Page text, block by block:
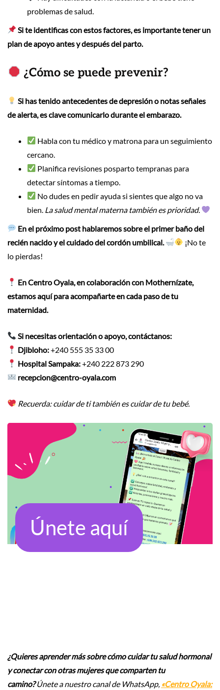
problemas de salud.
Si te identificas con estos factores, es importante tener un
plan de apoyo antes y después del parto.
¿Cómo se puede prevenir?
Si has tenido antecedentes de depresión o notas señales
de alerta, es clave comunicarlo durante el embarazo.
Habla con tu médico y matrona para un seguimiento
cercano.
Planifica revisiones posparto tempranas para
detectar síntomas a tiempo.
No dudes en pedir ayuda si sientes que algo no va
bien. La salud mental materna también es prioridad.
En el próximo post hablaremos sobre el primer baño del
recién nacido y el cuidado del cordón umbilical.
¡No te
lo pierdas!
En Centro Oyala, en colaboración con Mothernízate,
estamos aquí para acompañarte en cada paso de tu
maternidad.
Si necesitas orientación o apoyo, contáctanos:
Djibloho:+240 555 35 33 00
Hospital Sampaka:+240 222 873 290
recepcion@centro-oyala.com
Recuerda: cuidar de ti también es cuidar de tu bebé.
Únete aquí
¿Quieres aprender más sobre cómo cuidar tu salud hormonal
y conectar con otras mujeres que comparten tu
camino?Únete a nuestro canal de WhatsApp, «Centro Oyala: